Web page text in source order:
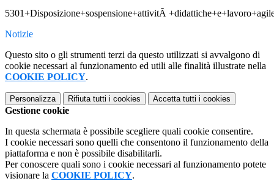
5301+Disposizione+sospensione+attivitÃ
Notizie
Questo sito o gli strumenti terzi da questo utilizzati si avvalgono di
cookie necessari al funzionamento ed utili alle finalità illustrate nella
COOKIE POLICY.
Personalizza Rifiuta tutti i cookies Accetta tutti i cookies
Gestione cookie
In questa schermata è possibile scegliere quali cookie consentire.
I cookie necessari sono quelli che consentono il funzionamento della
piattaforma e non è possibile disabilitarli.
Per conoscere quali sono i cookie necessari al funzionamento potete
visionare la COOKIE POLICY.